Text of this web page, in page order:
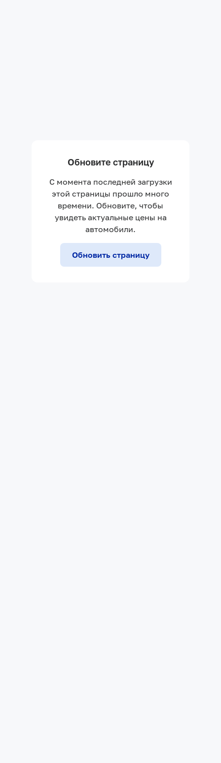
Обновите страницу
С момента последней загрузки
этой страницы прошло много
времени. Обновите, чтобы
увидеть актуальные цены на
автомобили.
Обновить страницу